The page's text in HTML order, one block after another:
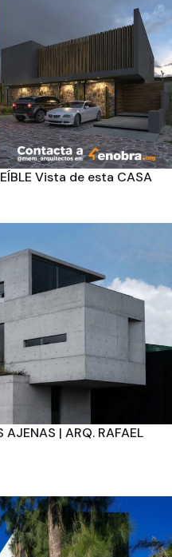
Vista de esta CASA
AJENAS | ARQ. RAFAEL
Estado